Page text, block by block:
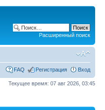
Расширенный поиск
FAQ Регистрация Вход
Текущее время: 07 авг 2026, 03:45